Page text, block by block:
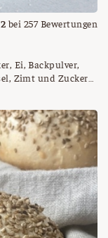
bei 257Bewertungen
Ei, Backpulver,
Zimt und Zucker